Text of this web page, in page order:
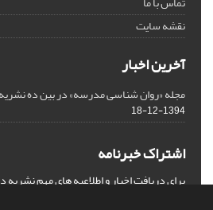
نقشه سایت
آخرین اخبار
مجله «روان شناسی مدرسه» در بین ده
1394-12-18
اشتراک خبرنامه
برای دریافت اخبار و اطلاعیه های مهم